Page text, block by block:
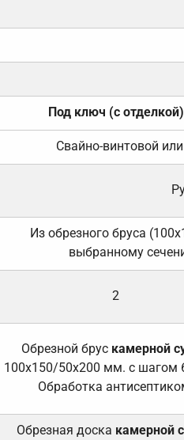
Под ключ (с отделкой)
Свайно-винтовой
Из обрезного бруса
выбранному
2
Обрезной брус камерной
100х150/50х200 мм. с шагом
Обработка
Обрезная доска камерной